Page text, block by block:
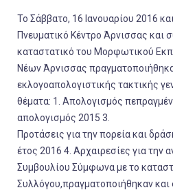
Το Σάββατο, 16 Ιανουαρίου 2016
Πνευματικό Κέντρο Άρνισσας και
καταστατικό του Μορφωτικού
Νέων Άρνισσας
εκλογοαπολογιστικής τακτικής
θέματα: 1. Απολογισμός
απολογισμός 2015 3.
Προτάσεις για την πορεία και
έτος 2016 4. Αρχαιρεσίες για την
Συμβουλίου Σύμφωνα με το
Συλλόγου,πραγματοποιήθηκαν και